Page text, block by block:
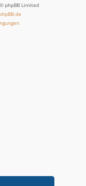
phpBB Limited